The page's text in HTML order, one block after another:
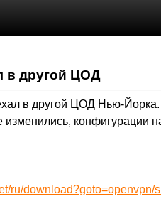
в другой ЦОД
в другой ЦОД Нью-
изменились, конфигурации
ru/